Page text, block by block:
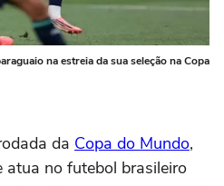
na estreia da sua seleção na Copa
da Copa do Mundo,
atua no futebol brasileiro